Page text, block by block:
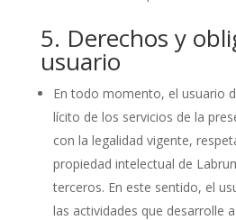
5. Derechos y
usuario
En todo momento, el usuario
lícito de los servicios de la
con la legalidad vigente,
propiedad intelectual de
terceros. En este sentido, el
las actividades que desarrolle